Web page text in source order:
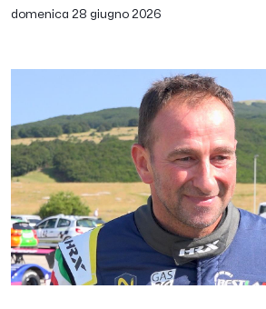
domenica 28 giugno 2026